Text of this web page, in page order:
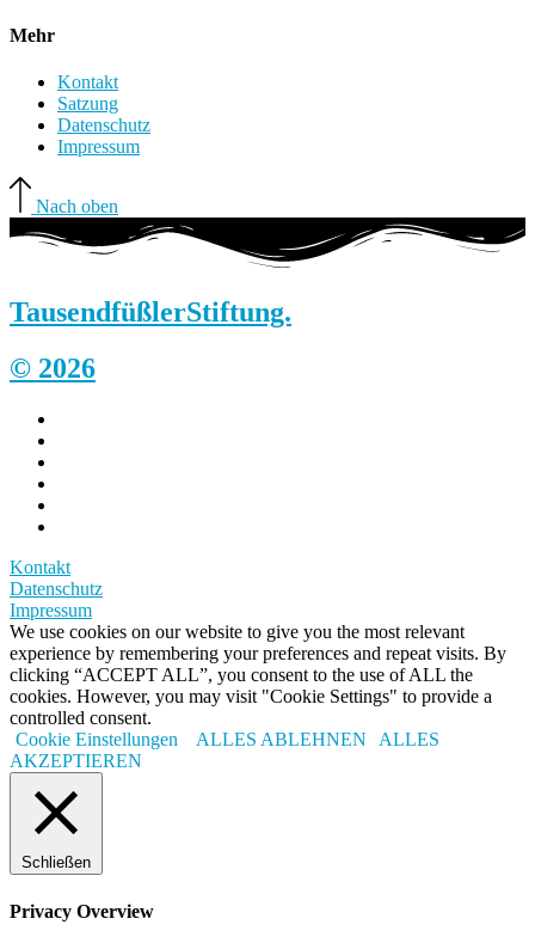
Mehr
Kontakt
Satzung
Datenschutz
Impressum
Nach oben
TausendfüßlerStiftung.
© 2026
Kontakt
Datenschutz
Impressum
We use cookies on our website to give you the most relevant
experience by remembering your preferences and repeat visits. By
clicking “ACCEPT ALL”, you consent to the use of ALL the
cookies. However, you may visit "Cookie Settings" to provide a
controlled consent.
Cookie Einstellungen
ALLES ABLEHNEN
ALLES
AKZEPTIEREN
Schließen
Privacy Overview